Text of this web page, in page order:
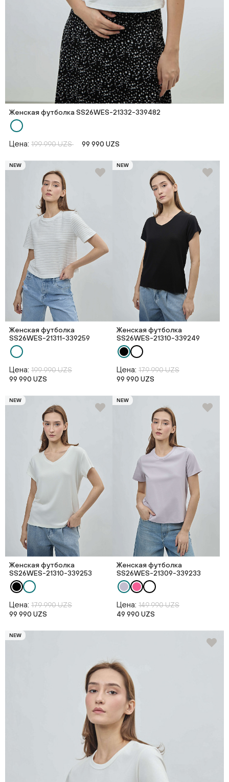
Женская футболка SS26WES-21332-339482
Цена: 199 990 UZS 99 990 UZS
NEW
Женская футболка
SS26WES-21311-339259
Цена: 199 990 UZS
99 990 UZS
NEW
Женская футболка
SS26WES-21310-339249
Цена: 179 990 UZS
99 990 UZS
NEW
Женская футболка
SS26WES-21310-339253
Цена: 179 990 UZS
99 990 UZS
NEW
Женская футболка
SS26WES-21309-339233
Цена: 149 990 UZS
49 990 UZS
NEW